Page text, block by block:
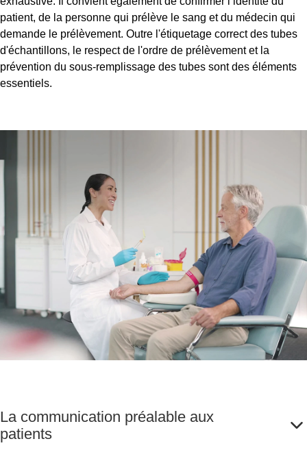
patient, de la personne qui prélève le sang et du médecin qui
demande le prélèvement. Outre l'étiquetage correct des tubes
d'échantillons, le respect de l'ordre de prélèvement et la
prévention du sous-remplissage des tubes sont des éléments
essentiels.
La communication préalable aux
patients